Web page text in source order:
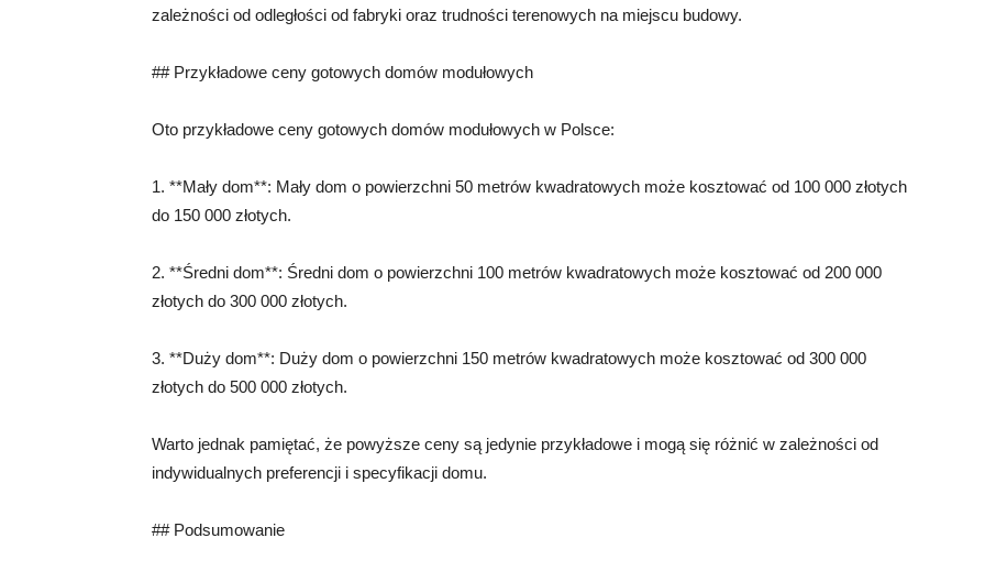
zależności od odległości od fabryki oraz trudności terenowych na miejscu budowy.
## Przykładowe ceny gotowych domów modułowych
Oto przykładowe ceny gotowych domów modułowych w Polsce:
1. **Mały dom**: Mały dom o powierzchni 50 metrów kwadratowych może kosztować od 100 000 złotych
do 150 000 złotych.
2. **Średni dom**: Średni dom o powierzchni 100 metrów kwadratowych może kosztować od 200 000
złotych do 300 000 złotych.
3. **Duży dom**: Duży dom o powierzchni 150 metrów kwadratowych może kosztować od 300 000
złotych do 500 000 złotych.
Warto jednak pamiętać, że powyższe ceny są jedynie przykładowe i mogą się różnić w zależności od
indywidualnych preferencji i specyfikacji domu.
## Podsumowanie